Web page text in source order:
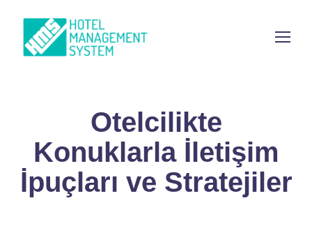
Otelcilikte
Konuklarla İletişim
İpuçları ve Stratejiler